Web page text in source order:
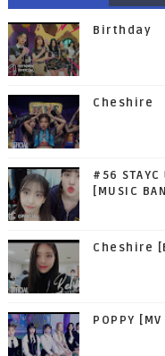
Birthday
Cheshire
#56
[MUSIC
Cheshire
POPPY